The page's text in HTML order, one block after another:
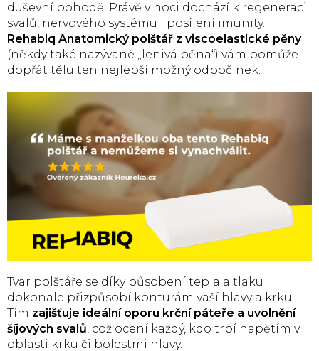
duševní pohodě. Právě v noci dochází k regeneraci
svalů, nervového systému i posílení imunity.
Rehabiq Anatomický polštář z viscoelastické pěny
(někdy také nazývané „lenivá pěna“) vám pomůže
dopřát tělu ten nejlepší možný odpočinek.
Tvar polštáře se díky působení tepla a tlaku
dokonale přizpůsobí konturám vaší hlavy a krku.
Tím zajišťuje ideální oporu krční páteře a uvolnění
šíjových svalů, což ocení každý, kdo trpí napětím v
oblasti krku či bolestmi hlavy.